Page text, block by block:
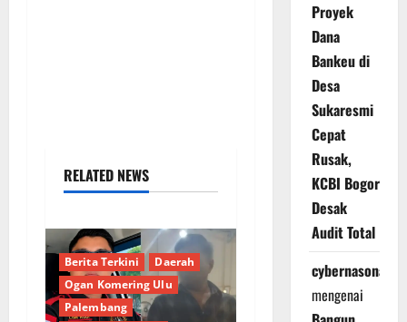
RELATED NEWS
Berita Terkini
Daerah
Ogan Komering Ulu
Palembang
Proyek
Dana
Bankeu di
Desa
Sukaresmi
Cepat
Rusak,
KCBI Bogor
Desak
Audit Total
cybernasonal
mengenai